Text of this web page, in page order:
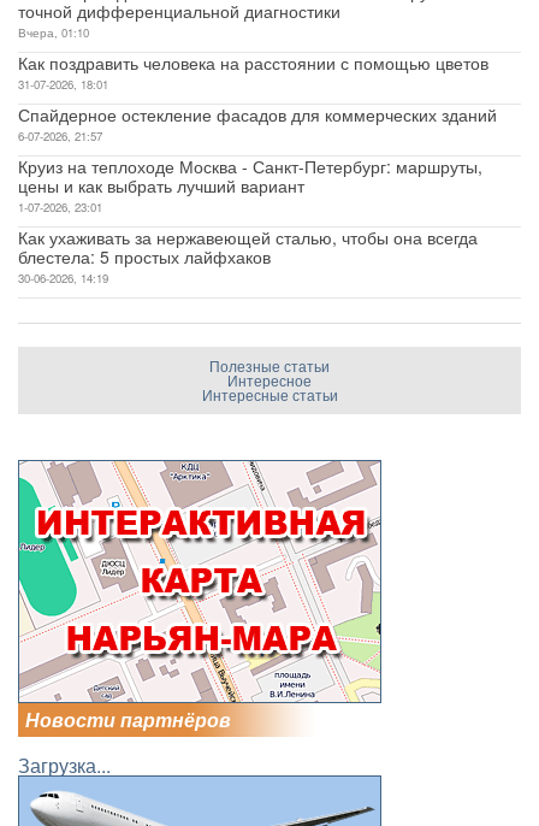
точной дифференциальной диагностики
Вчера, 01:10
Как поздравить человека на расстоянии с помощью цветов
31-07-2026, 18:01
Спайдерное остекление фасадов для коммерческих зданий
6-07-2026, 21:57
Круиз на теплоходе Москва - Санкт-Петербург: маршруты,
цены и как выбрать лучший вариант
1-07-2026, 23:01
Как ухаживать за нержавеющей сталью, чтобы она всегда
блестела: 5 простых лайфхаков
30-06-2026, 14:19
Полезные статьи
Интересное
Интересные статьи
Новости партнёров
Загрузка...